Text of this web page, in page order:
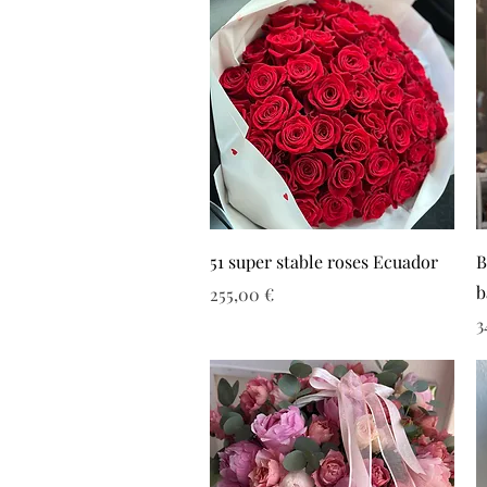
51 super stable roses Ecuador
Τιμή
255,00 €